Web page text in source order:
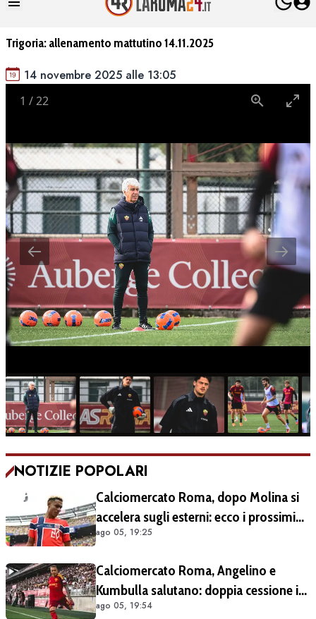
Trigoria: allenamento mattutino 14.11.2025
14 novembre 2025 alle 13:05
1 /22
NOTIZIE POPOLARI
Calciomercato Roma, dopo Molina si
accelera sugli esterni: ecco i prossimi
obiettivi
ago 05, 19:25
Calciomercato Roma, Angelino e
Kumbulla salutano: doppia cessione in
Spagna
ago 05, 19:54